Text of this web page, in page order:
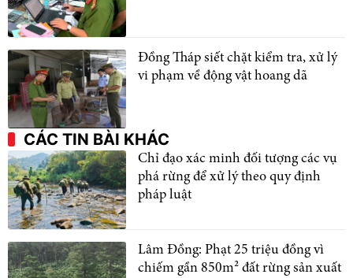
Đồng Tháp siết chặt kiểm tra, xử lý
vi phạm về động vật hoang dã
CÁC TIN BÀI KHÁC
Chỉ đạo xác minh đối tượng các vụ
phá rừng để xử lý theo quy định
pháp luật
Lâm Đồng: Phạt 25 triệu đồng vì
chiếm gần 850m² đất rừng sản xuất